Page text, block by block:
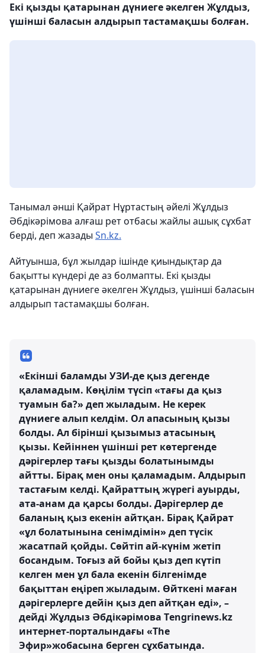
Екі қызды қатарынан дүниеге әкелген Жұлдыз,
үшінші баласын алдырып тастамақшы болған.
Танымал әнші Қайрат Нұртастың әйелі Жұлдыз
Әбдікәрімова алғаш рет отбасы жайлы ашық сұхбат
берді, деп жазады Sn.kz.
Айтуынша, бұл жылдар ішінде қиындықтар да
бақытты күндері де аз болмапты. Екі қызды
қатарынан дүниеге әкелген Жұлдыз, үшінші баласын
алдырып тастамақшы болған.
«Екінші баламды УЗИ-де қыз дегенде
қаламадым. Көңілім түсіп «тағы да қыз
туамын ба?» деп жыладым. Не керек
дүниеге алып келдім. Ол апасының қызы
болды. Ал бірінші қызымыз атасының
қызы. Кейіннен үшінші рет көтергенде
дәрігерлер тағы қызды болатынымды
айтты. Бірақ мен оны қаламадым. Алдырып
тастағым келді. Қайраттың жүрегі ауырды,
ата-анам да қарсы болды. Дәрігерлер де
баланың қыз екенін айтқан. Бірақ Қайрат
«ұл болатынына сенімдімін» деп түсік
жасатпай қойды. Сөйтіп ай-күнім жетіп
босандым. Тоғыз ай бойы қыз деп күтіп
келген мен ұл бала екенін білгенімде
бақыттан еңіреп жыладым. Өйткені маған
дәрігерлерге дейін қыз деп айтқан еді», –
дейді Жұлдыз Әбдікәрімова Тengrinews.kz
интернет-порталындағы «The
Эфир»жобасына берген сұхбатында.